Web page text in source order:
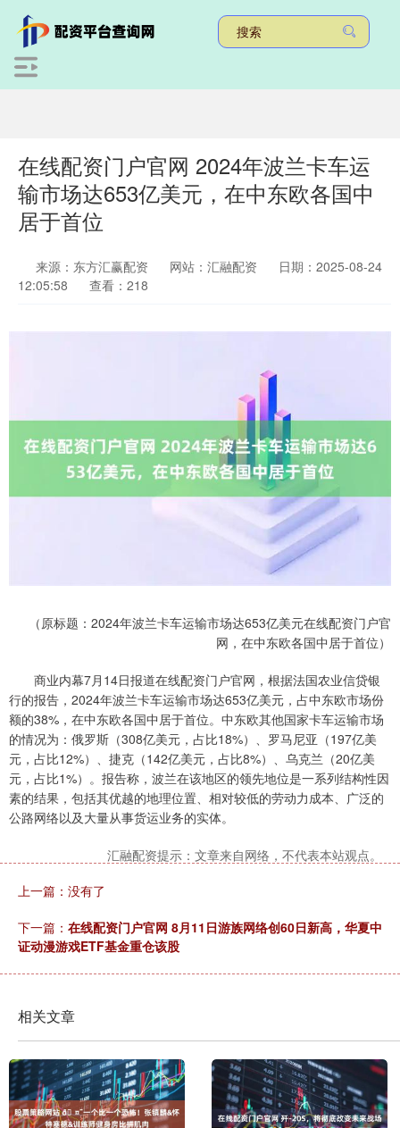
在线配资门户官网 2024年波兰卡车运
输市场达653亿美元，在中东欧各国中
居于首位
来源：东方汇赢配资 网站：汇融配资
日期：2025-08-24
12:05:58
查看：218
（原标题：2024年波兰卡车运输市场达653亿美元在线配资门户官
网，在中东欧各国中居于首位）
商业内幕7月14日报道在线配资门户官网，根据法国农业信贷银
行的报告，2024年波兰卡车运输市场达653亿美元，占中东欧市场份
额的38%，在中东欧各国中居于首位。中东欧其他国家卡车运输市场
的情况为：俄罗斯（308亿美元，占比18%）、罗马尼亚（197亿美
元，占比12%）、捷克（142亿美元，占比8%）、乌克兰（20亿美
元，占比1%）。报告称，波兰在该地区的领先地位是一系列结构性因
素的结果，包括其优越的地理位置、相对较低的劳动力成本、广泛的
公路网络以及大量从事货运业务的实体。
汇融配资提示：文章来自网络，不代表本站观点。
上一篇：没有了
下一篇： 在线配资门户官网 8月11日游族网络创60日新高，华夏中
证动漫游戏ETF基金重仓该股
相关文章